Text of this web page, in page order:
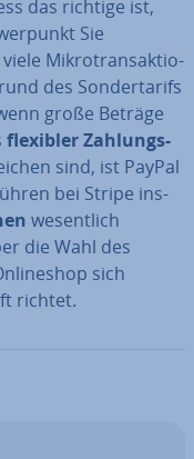
das richtige ist,
Sie
viele Mi­kro­trans­ak­tio­
des Son­der­ta­rifs
große Beträge
flexibler Zah­lungs­
sind, ist PayPal
bei Stripe ins­
we­sent­lich
die Wahl des
sich
richtet.